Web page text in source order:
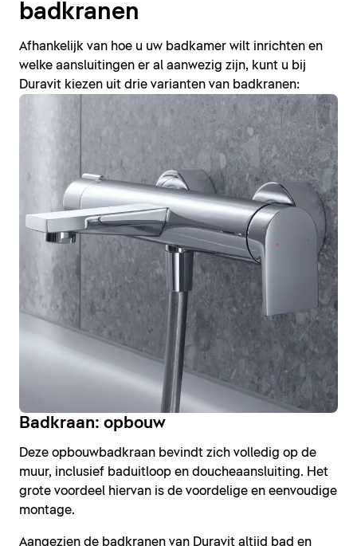
badkranen
Afhankelijk van hoe u uw badkamer wilt inrichten en
welke aansluitingen er al aanwezig zijn, kunt u bij
Duravit kiezen uit drie varianten van badkranen:
Badkraan: opbouw
Deze opbouwbadkraan bevindt zich volledig op de
muur, inclusief baduitloop en doucheaansluiting. Het
grote voordeel hiervan is de voordelige en eenvoudige
montage.
Aangezien de badkranen van Duravit altijd bad en